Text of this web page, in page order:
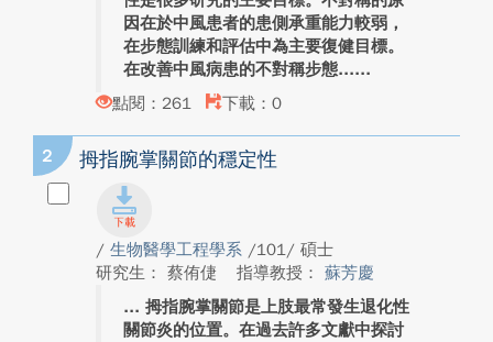
因在於中風患者的患側承重能力較弱，
在步態訓練和評估中為主要復健目標。
在改善中風病患的不對稱步態...
點閱：261
下載：0
2 拇指腕掌關節的穩定性
/ 生物醫學工程學系 /101/ 碩士
研究生： 蔡侑倢
指導教授： 蘇芳慶
拇指腕掌關節是上肢最常發生退化性
關節炎的位置。在過去許多文獻中探討